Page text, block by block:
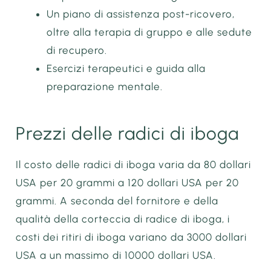
Un piano di assistenza post-ricovero,
oltre alla terapia di gruppo e alle sedute
di recupero.
Esercizi terapeutici e guida alla
preparazione mentale.
Prezzi delle radici di iboga
Il costo delle radici di iboga varia da 80 dollari
USA per 20 grammi a 120 dollari USA per 20
grammi. A seconda del fornitore e della
qualità della corteccia di radice di iboga, i
costi dei ritiri di iboga variano da 3000 dollari
USA a un massimo di 10000 dollari USA.